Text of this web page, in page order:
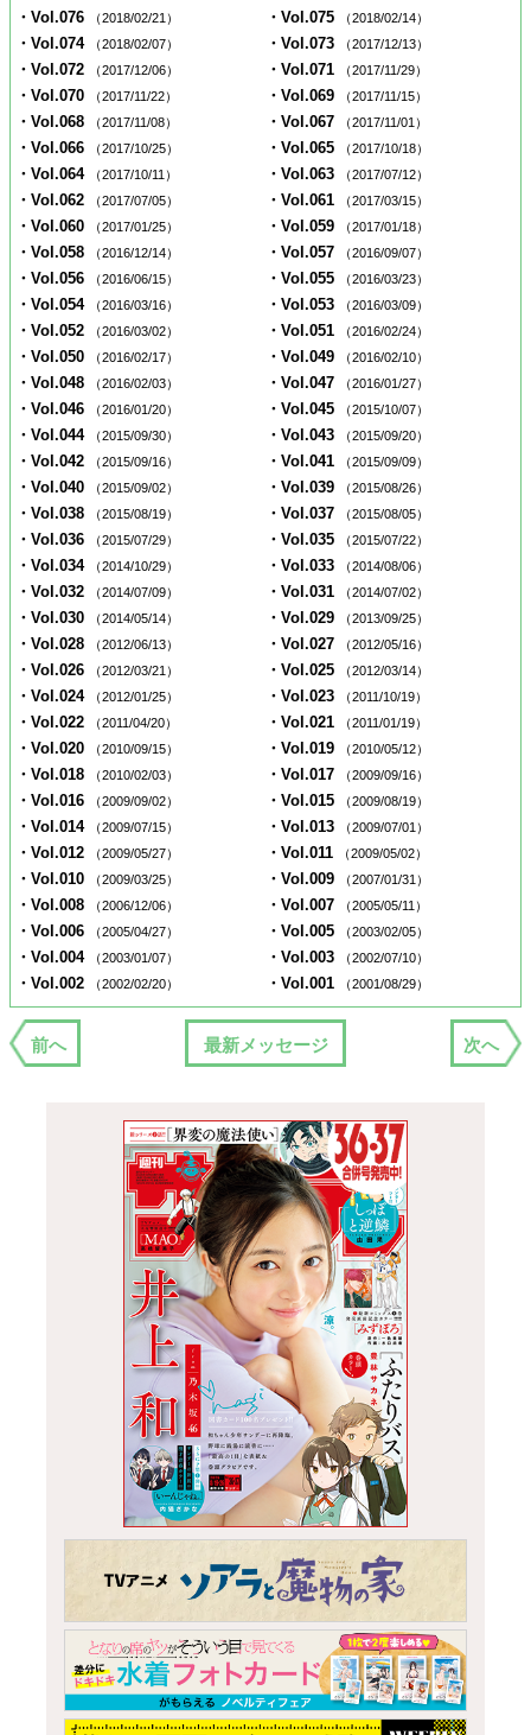
・Vol.076 （2018/02/21） ・Vol.075 （2018/02/14）
・Vol.074 （2018/02/07） ・Vol.073 （2017/12/13）
・Vol.072 （2017/12/06） ・Vol.071 （2017/11/29）
・Vol.070 （2017/11/22） ・Vol.069 （2017/11/15）
・Vol.068 （2017/11/08） ・Vol.067 （2017/11/01）
・Vol.066 （2017/10/25） ・Vol.065 （2017/10/18）
・Vol.064 （2017/10/11） ・Vol.063 （2017/07/12）
・Vol.062 （2017/07/05） ・Vol.061 （2017/03/15）
・Vol.060 （2017/01/25） ・Vol.059 （2017/01/18）
・Vol.058 （2016/12/14） ・Vol.057 （2016/09/07）
・Vol.056 （2016/06/15） ・Vol.055 （2016/03/23）
・Vol.054 （2016/03/16） ・Vol.053 （2016/03/09）
・Vol.052 （2016/03/02） ・Vol.051 （2016/02/24）
・Vol.050 （2016/02/17） ・Vol.049 （2016/02/10）
・Vol.048 （2016/02/03） ・Vol.047 （2016/01/27）
・Vol.046 （2016/01/20） ・Vol.045 （2015/10/07）
・Vol.044 （2015/09/30） ・Vol.043 （2015/09/20）
・Vol.042 （2015/09/16） ・Vol.041 （2015/09/09）
・Vol.040 （2015/09/02） ・Vol.039 （2015/08/26）
・Vol.038 （2015/08/19） ・Vol.037 （2015/08/05）
・Vol.036 （2015/07/29） ・Vol.035 （2015/07/22）
・Vol.034 （2014/10/29） ・Vol.033 （2014/08/06）
・Vol.032 （2014/07/09） ・Vol.031 （2014/07/02）
・Vol.030 （2014/05/14） ・Vol.029 （2013/09/25）
・Vol.028 （2012/06/13） ・Vol.027 （2012/05/16）
・Vol.026 （2012/03/21） ・Vol.025 （2012/03/14）
・Vol.024 （2012/01/25） ・Vol.023 （2011/10/19）
・Vol.022 （2011/04/20） ・Vol.021 （2011/01/19）
・Vol.020 （2010/09/15） ・Vol.019 （2010/05/12）
・Vol.018 （2010/02/03） ・Vol.017 （2009/09/16）
・Vol.016 （2009/09/02） ・Vol.015 （2009/08/19）
・Vol.014 （2009/07/15） ・Vol.013 （2009/07/01）
・Vol.012 （2009/05/27） ・Vol.011 （2009/05/02）
・Vol.010 （2009/03/25） ・Vol.009 （2007/01/31）
・Vol.008 （2006/12/06） ・Vol.007 （2005/05/11）
・Vol.006 （2005/04/27） ・Vol.005 （2003/02/05）
・Vol.004 （2003/01/07） ・Vol.003 （2002/07/10）
・Vol.002 （2002/02/20） ・Vol.001 （2001/08/29）
前へ 最新メッセージ 次へ